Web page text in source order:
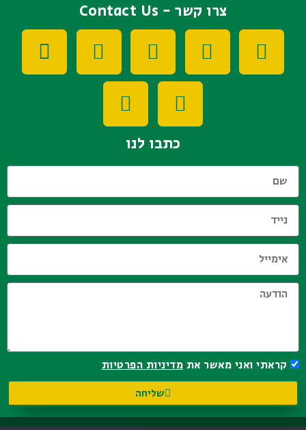
צרו קשר - Contact Us
כתבו לנו
קראתי ואני מאשר את מדיניות הפרטיות
שליחה